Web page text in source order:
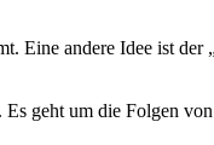
Eine andere Idee ist
Es geht um die Folgen